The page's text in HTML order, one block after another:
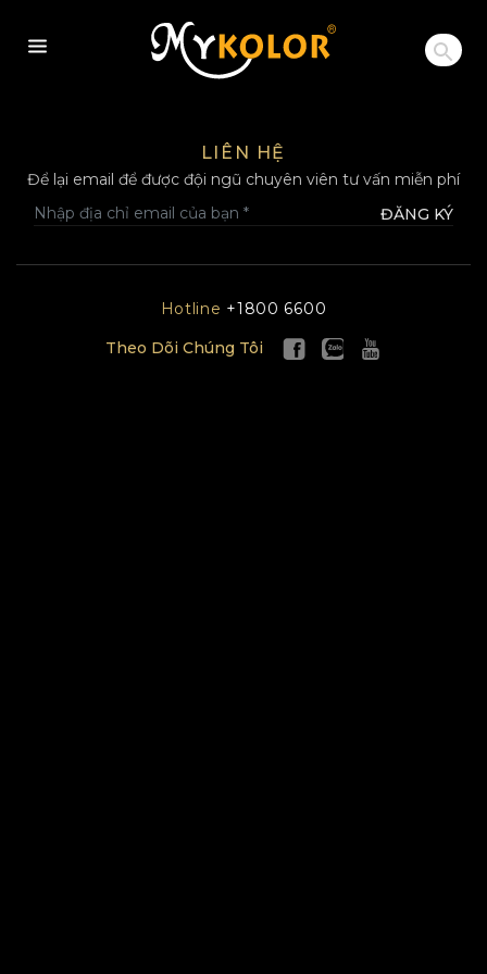
MYKOLOR
LIÊN HỆ
Để lại email để được đội ngũ chuyên viên tư vấn miễn phí
ĐĂNG KÝ
Hotline +1800 6600
Theo Dõi Chúng Tôi